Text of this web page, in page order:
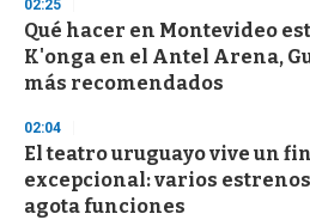
d
s
o
f
3
s
e
c
o
n
02:25
Qué hacer en Montevideo
K'onga en el Antel Arena,
más recomendados
02:04
El teatro uruguayo vive un
excepcional: varios
agota funciones